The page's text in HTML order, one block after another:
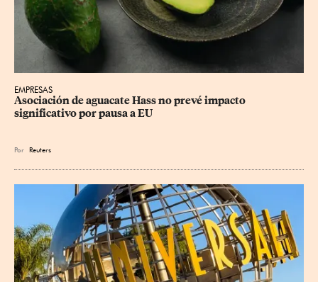
EMPRESAS
Asociación de aguacate Hass no prevé impacto
significativo por pausa a EU
Por Reuters